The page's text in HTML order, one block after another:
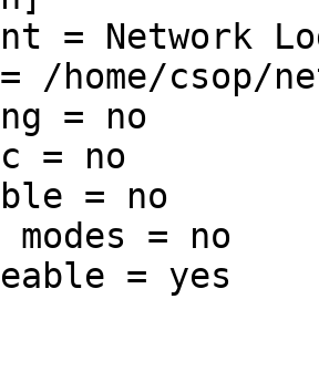
= Network
home/csop/
= no
= no
= no
= no
= yes